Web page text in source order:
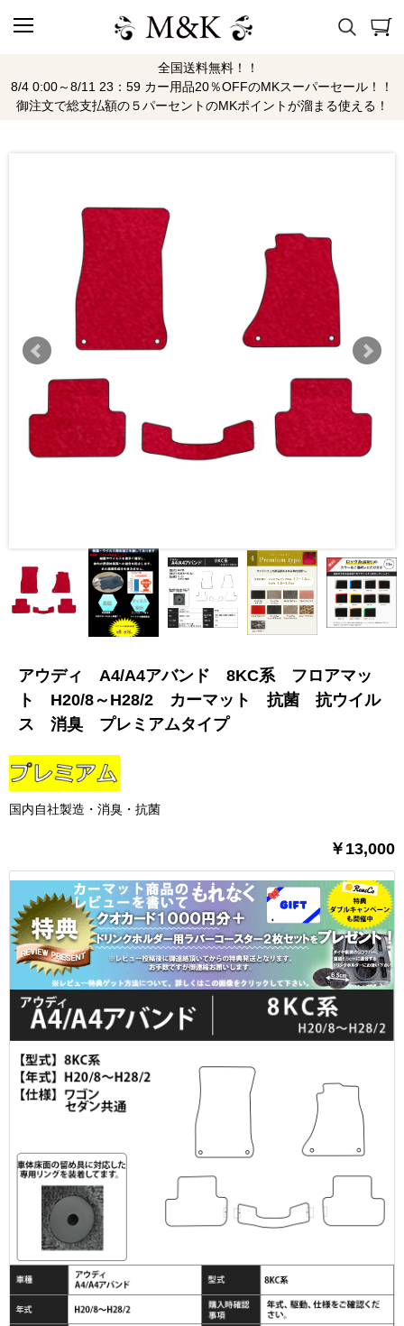
全国送料無料！！
8/4 0:00～8/11 23：59 カー用品20％OFFのMKスーパーセール！！
御注文で総支払額の５パーセントのMKポイントが溜まる使える！
アウディ A4/A4アバンド 8KC系 フロアマッ
ト H20/8～H28/2 カーマット 抗菌 抗ウイル
ス 消臭 プレミアムタイプ
国内自社製造・消臭・抗菌
￥13,000